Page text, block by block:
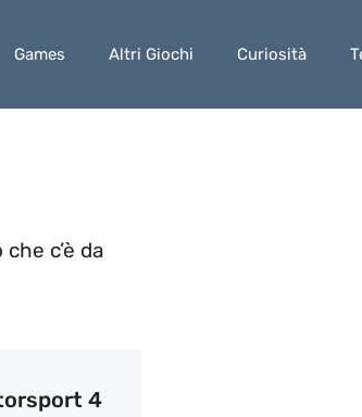
Games Altri Giochi Curiosità
c’è da
4